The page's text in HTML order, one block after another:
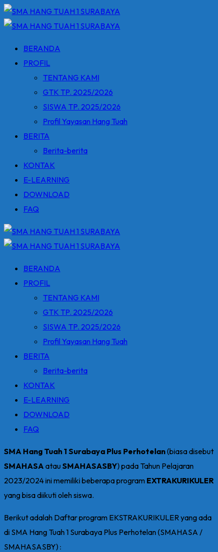
Skip
to
BERANDA
PROFIL
TENTANG KAMI
GTK TP. 2025/2026
SISWA TP. 2025/2026
Profil Yayasan Hang Tuah
BERITA
Berita-berita
KONTAK
E-LEARNING
DOWNLOAD
FAQ
BERANDA
PROFIL
TENTANG KAMI
GTK TP. 2025/2026
SISWA TP. 2025/2026
Profil Yayasan Hang Tuah
BERITA
Berita-berita
KONTAK
E-LEARNING
DOWNLOAD
FAQ
SMA Hang Tuah 1 Surabaya Plus Perhotelan(biasa disebut
SMAHASAatauSMAHASASBY) pada Tahun Pelajaran
2023/2024 ini memiliki beberapa program EXTRAKURIKULER
yang bisa diikuti oleh siswa.
Berikut adalah Daftar program EKSTRAKURIKULER yang ada
di SMA Hang Tuah 1 Surabaya Plus Perhotelan (SMAHASA /
SMAHASASBY) :